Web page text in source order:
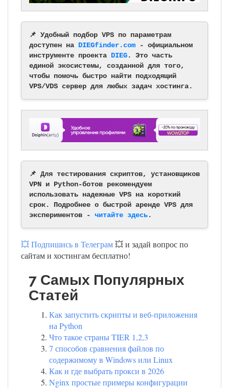
📌 Удобный подбор VPS по параметрам
доступен на DIEGfinder.com - официальном
инструменте проекта DIEG. Это часть
единой экосистемы, созданной для того,
чтобы помочь быстро найти подходящий
VPS/VDS сервер для любых задач хостинга.
📌 Для тестирования скриптов, установщиков
VPN и Python-ботов рекомендуем
использовать надежные VPS на короткий
срок. Подробнее о быстрой аренде VPS для
экспериментов - читайте здесь.
💥 Подпишись в Телеграм💥 и задай вопрос по
сайтам и хостингам бесплатно!
7 Самых Популярных
Статей
Как запустить скрипты и веб-приложения
на Python
Что такое страны TIER 1,2,3
7 способов сравнения файлов по
содержимому в Windows или Linux
Как и где выбрать прокси в 2026
Nginx простые примеры конфигурации